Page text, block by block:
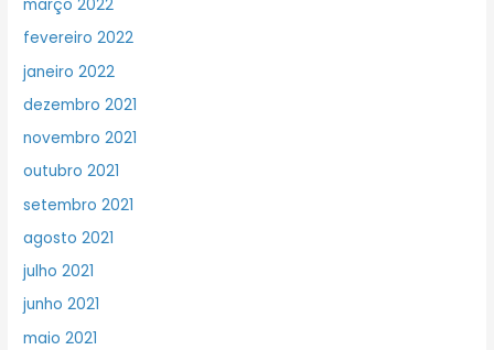
março 2022
fevereiro 2022
janeiro 2022
dezembro 2021
novembro 2021
outubro 2021
setembro 2021
agosto 2021
julho 2021
junho 2021
maio 2021